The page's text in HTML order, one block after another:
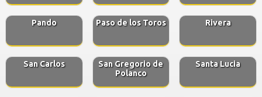
Pando Paso de los Toros Rivera
San Carlos
San Gregorio de
Polanco
Santa Lucia